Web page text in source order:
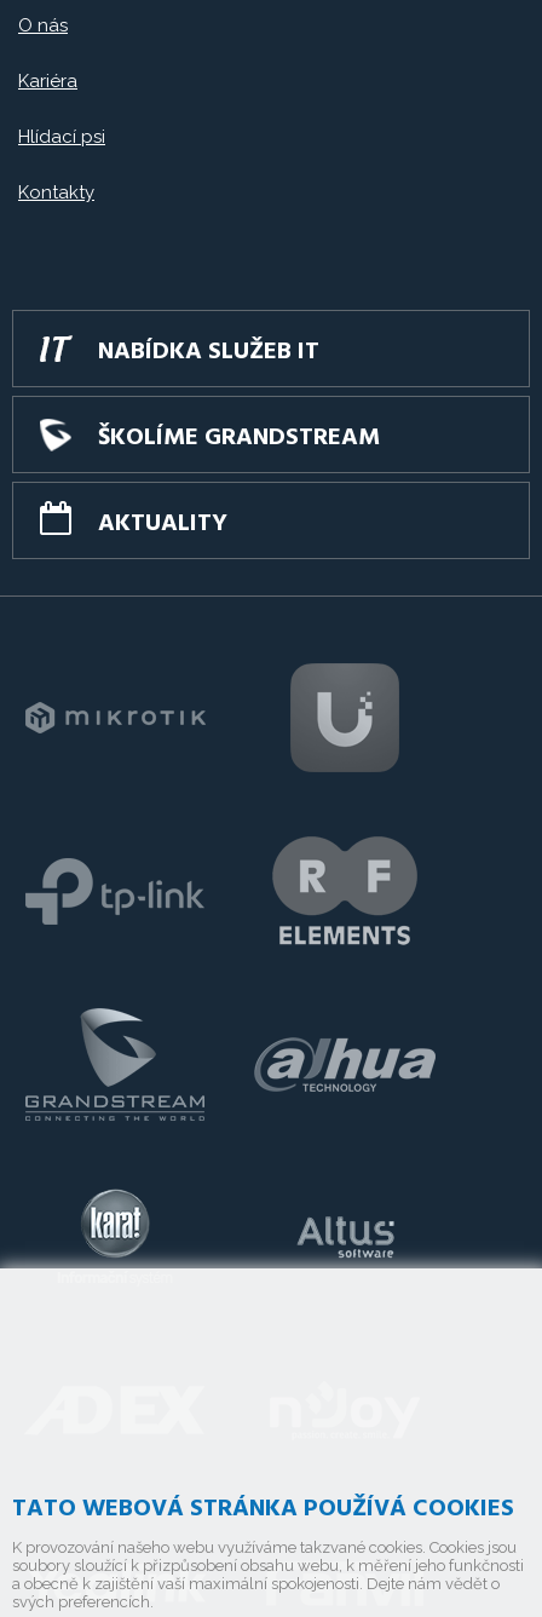
O nás
Kariéra
Hlídací psi
Kontakty
NABÍDKA SLUŽEB IT
ŠKOLÍME GRANDSTREAM
AKTUALITY
TATO WEBOVÁ STRÁNKA POUŽÍVÁ COOKIES
K provozování našeho webu využíváme takzvané cookies. Cookies jsou
soubory sloužící k přizpůsobení obsahu webu, k měření jeho funkčnosti
a obecně k zajištění vaší maximální spokojenosti. Dejte nám vědět o
svých preferencích.